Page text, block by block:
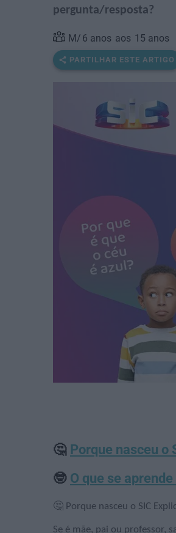
pergunta/resposta?
6 anos 15 anos
PARTILHAR ESTE ARTIGO
🤔 Porque nasceu o
🤓 O que se
🤔 Porque nasceu o SIC
Se é mãe, pai ou professor,